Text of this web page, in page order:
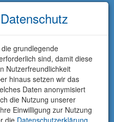
grundlegende
sind, damit diese
Nutzerfreundlichkeit
hinaus setzen wir das
Daten anonymisiert
die Nutzung unserer
Einwilligung zur Nutzung
die Datenschutzerklärung